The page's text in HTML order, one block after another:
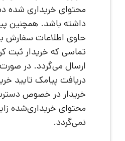
محتوای خریداری شده
داشته باشد. همچنین
حاوی اطلاعات سفارش
تماسی که خریدار ثبت
ارسال می‌گردد. در
دریافت پیامک تایید
خریدار در خصوص
محتوای خریداری‌شده
نمی‌گردد.